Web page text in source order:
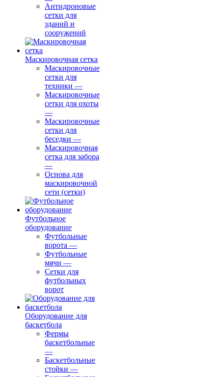
Антидроновые
сетки для
зданий и
сооружений
Маскировочная сетка
Маскировочные
сетки для
техники —
Маскировочные
сетки для охоты
—
Маскировочные
сетки для
беседки —
Маскировочная
сетка для забора
—
Основа для
маскировочной
сети (сетки)
Футбольное
оборудование
Футбольные
ворота —
Футбольные
мячи —
Сетки для
футбольных
ворот
Оборудование для
баскетбола
Фермы
баскетбольные
—
Баскетбольные
стойки —